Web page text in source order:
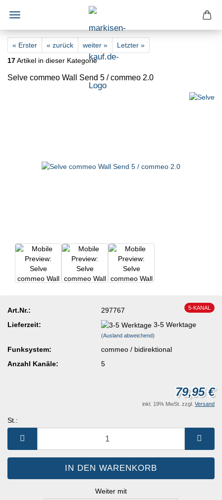
« Erster « zurück weiter »
Letzter »
17Artikel in dieser Kategorie
Selve commeo Wall Send 5 / commeo 2.0
5-KANAL
Art.Nr.:
297767
Lieferzeit:
3-5 Werktage
(Ausland abweichend)
Funksystem:
commeo / bidirektional
Anzahl Kanäle:
5
79,95 €
inkl. 19% MwSt. zzgl. Versand
St.:
Weiter mit